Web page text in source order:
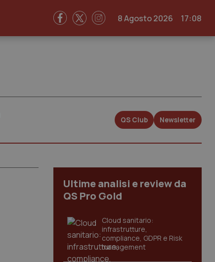
8 Agosto 2026 17:08
QS Club Newsletter
Ultime analisi e review da
QS Pro Gold
Cloud sanitario:
infrastrutture,
compliance, GDPR e Risk
management